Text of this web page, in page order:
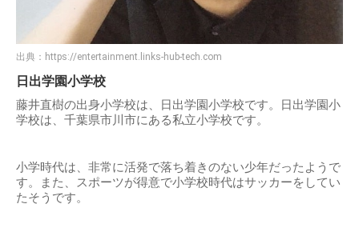
出典： https://entertainment.links-hub-tech.com
日出学園小学校
藤井直樹の出身小学校は、日出学園小学校です。日出学園小
学校は、千葉県市川市にある私立小学校です。
小学時代は、非常に活発で落ち着きのない少年だったようで
す。また、スポーツが得意で小学校時代はサッカーをしてい
たそうです。